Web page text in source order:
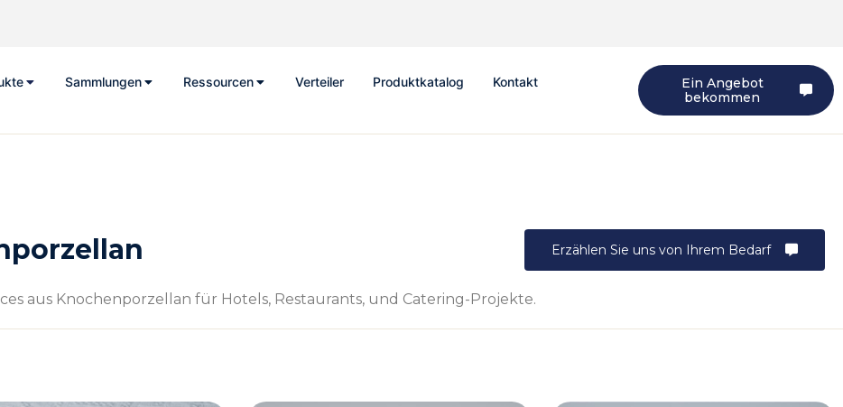
Sammlungen Ressourcen Verteiler Produktkatalog Kontakt
Ein Angebot
bekommen
Erzählen Sie uns von Ihrem Bedarf
aus Knochenporzellan für Hotels, Restaurants, und Catering-Projekte.